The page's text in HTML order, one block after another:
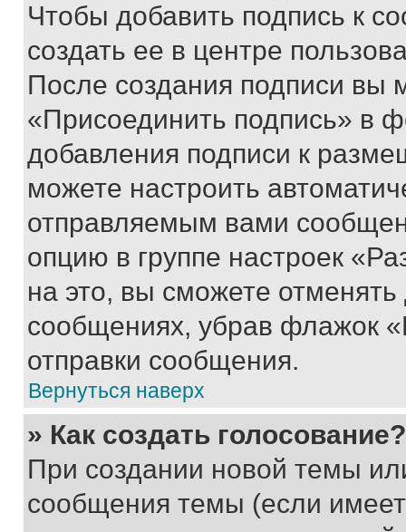
Чтобы добавить подпись к
создать ее в центре
После создания подписи вы
«Присоединить подпись» в
добавления подписи к
можете настроить
отправляемым вами
опцию в группе настроек
на это, вы сможете
сообщениях, убрав флажок
отправки сообщения.
Вернуться наверх
» Как создать голосование?
При создании новой темы
сообщения темы (если